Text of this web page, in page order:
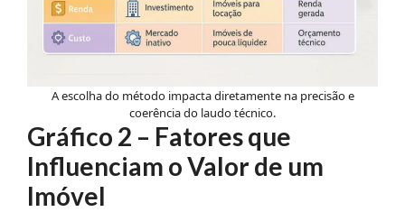
A escolha do método impacta diretamente na precisão e
coerência do laudo técnico.
Gráfico 2 – Fatores que
Influenciam o Valor de um
Imóvel